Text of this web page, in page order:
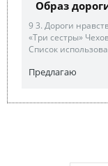
Образ
9 3. Дороги
«Три сестры»
Список
Предлагаю